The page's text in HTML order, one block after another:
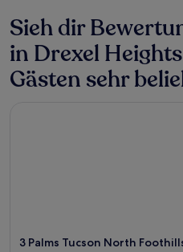
Sieh dir
in Drexel
Gästen sehr
3 Palms Tucson North